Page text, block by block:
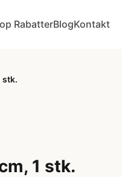
RabatterBlogKontakt
stk.
1 stk.